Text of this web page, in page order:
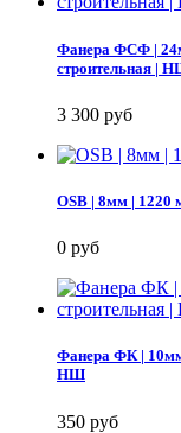
Фанера ФСФ |
строительная |
3 300 руб
OSB | 8мм | 1220
0 руб
Фанера ФК | 10мм
НШ
350 руб